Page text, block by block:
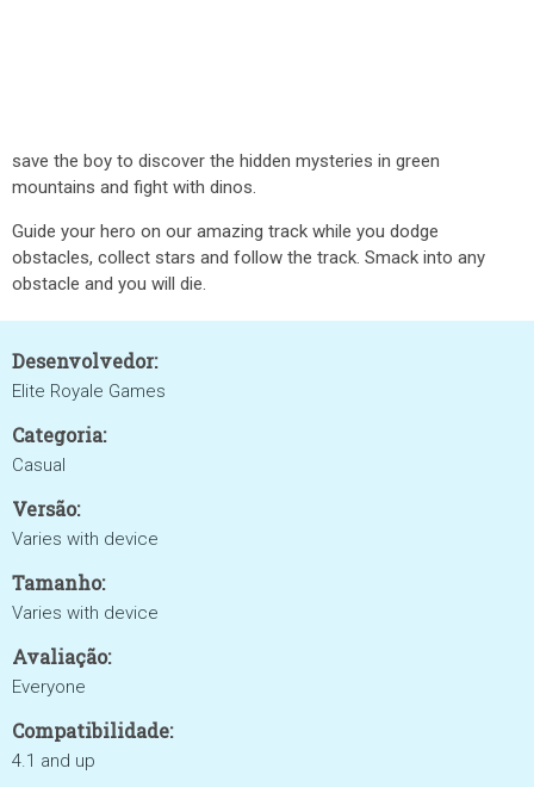
save the boy to discover the hidden mysteries in green
mountains and fight with dinos.
Guide your hero on our amazing track while you dodge
obstacles, collect stars and follow the track. Smack into any
obstacle and you will die.
Desenvolvedor:
Elite Royale Games
Categoria:
Casual
Versão:
Varies with device
Tamanho:
Varies with device
Avaliação:
Everyone
Compatibilidade:
4.1 and up